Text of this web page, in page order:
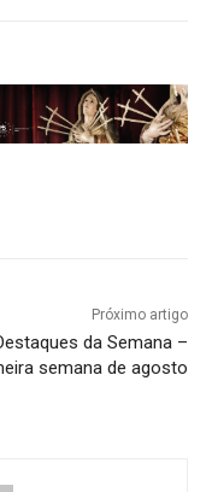
Próximo artigo
da Semana –
semana de agosto